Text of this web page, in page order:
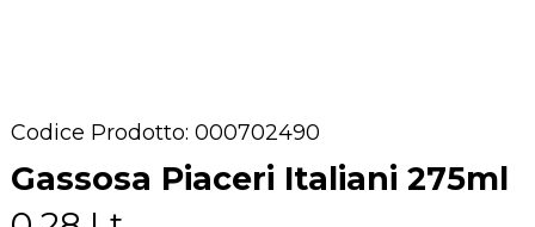
Codice Prodotto: 000702490
Gassosa Piaceri Italiani 275ml